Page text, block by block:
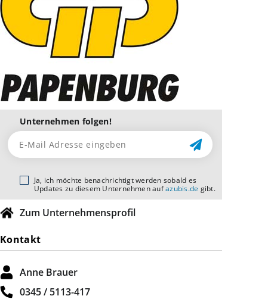
Unternehmen folgen!
Ja, ich möchte benachrichtigt werden sobald es
Updates zu diesem Unternehmen aufazubis.de gibt.
Zum Unternehmensprofil
Kontakt
Anne Brauer
0345 / 5113-417